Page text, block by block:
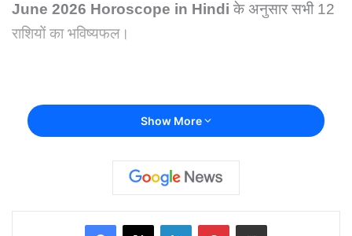
June 2026 Horoscope in Hindi के अनुसार सभी 12
राशियों का भविष्यफल।
Show More